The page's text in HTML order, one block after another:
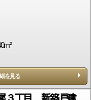
を見る
３丁目 新築戸建